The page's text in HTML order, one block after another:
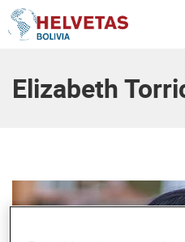
Elizabeth